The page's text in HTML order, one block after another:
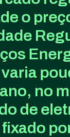
o
no
de